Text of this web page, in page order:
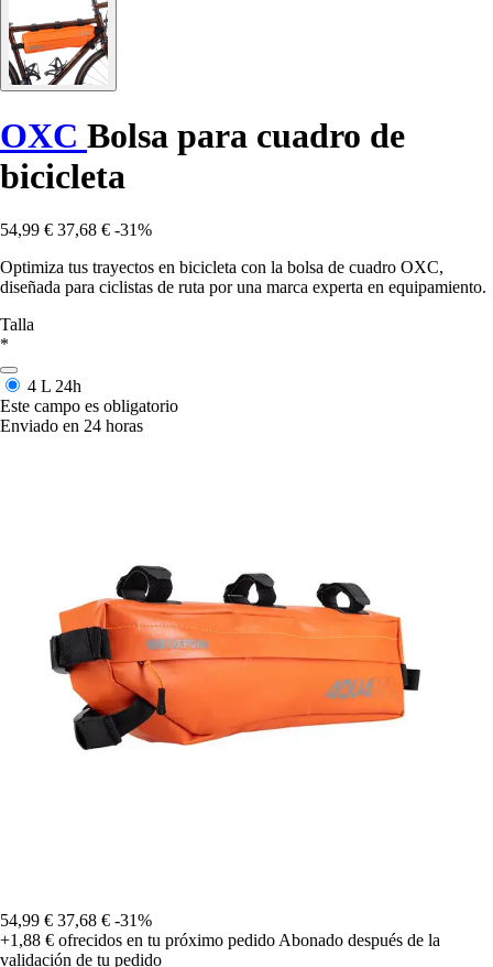
OXC Bolsa para cuadro de
bicicleta
54,99 € 37,68 € -31%
Optimiza tus trayectos en bicicleta con la bolsa de cuadro OXC,
diseñada para ciclistas de ruta por una marca experta en equipamiento.
Talla
*
4 L 24h
Este campo es obligatorio
Enviado en 24 horas
54,99 € 37,68 € -31%
+1,88 € ofrecidos en tu próximo pedido Abonado después de la
validación de tu pedido